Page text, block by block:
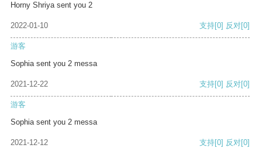
Horny Shriya sent you 2
2022-01-10 支持[0] 反对[0]
游客
Sophia sent you 2 messa
2021-12-22 支持[0] 反对[0]
游客
Sophia sent you 2 messa
2021-12-12 支持[0] 反对[0]